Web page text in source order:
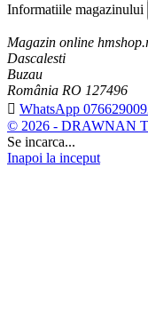
Informatiile magazinului
Magazin online
Dascalesti
Buzau
România RO 127496
 WhatsApp
© 2026 - DRAWNAN
Se incarca...
Inapoi la inceput